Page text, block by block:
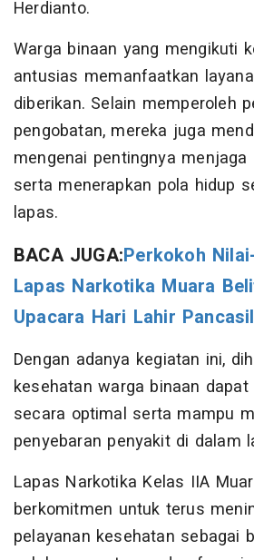
Herdianto.
Warga binaan yang mengikuti
antusias memanfaatkan
diberikan. Selain memperoleh
pengobatan, mereka juga
mengenai pentingnya
serta menerapkan pola hidup
lapas.
BACA JUGA:Perkokoh
Lapas Narkotika Muara
Upacara Hari Lahir
Dengan adanya kegiatan ini,
kesehatan warga binaan
secara optimal serta mampu
penyebaran penyakit di dalam
Lapas Narkotika Kelas IIA
berkomitmen untuk terus
pelayanan kesehatan sebagai